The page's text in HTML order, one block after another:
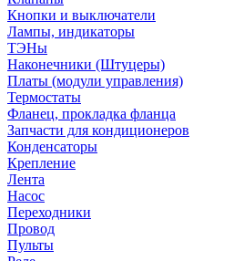
Кнопки и выключатели
Лампы, индикаторы
ТЭНы
Наконечники (Штуцеры)
Платы (модули управления)
Термостаты
Фланец, прокладка фланца
Запчасти для кондиционеров
Конденсаторы
Крепление
Лента
Насос
Переходники
Провод
Пульты